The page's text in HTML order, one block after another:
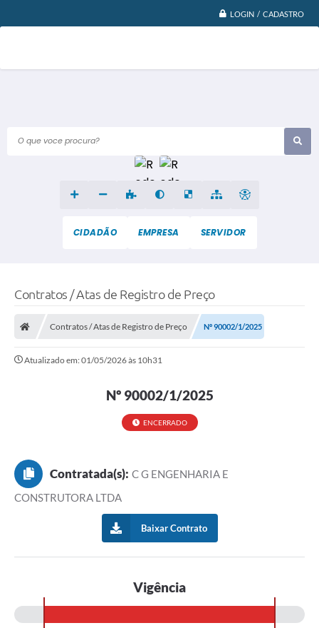
LOGIN / CADASTRO
O que voce procura?
CIDADÃO EMPRESA SERVIDOR
Contratos / Atas de Registro de Preço
Contratos / Atas de Registro de Preço Nº 90002/1/2025
Atualizado em: 01/05/2026 às 10h31
Nº 90002/1/2025
ENCERRADO
Contratada(s): C G ENGENHARIA E
CONSTRUTORA LTDA
Baixar Contrato
Vigência